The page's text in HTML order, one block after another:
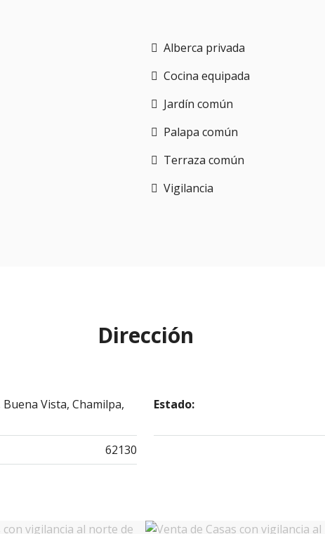
Alberca privada
Cocina equipada
Jardín común
Palapa común
Terraza común
Vigilancia
Dirección
Vista, Chamilpa,
Estado:
62130